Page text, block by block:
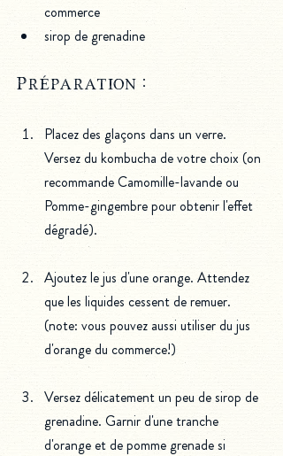
commerce
sirop de grenadine
Préparation :
Placez des glaçons dans un verre.
Versez du kombucha de votre choix (on
recommande Camomille-lavande ou
Pomme-gingembre pour obtenir l'effet
dégradé).
Ajoutez le jus d'une orange. Attendez
que les liquides cessent de remuer.
(note: vous pouvez aussi utiliser du jus
d'orange du commerce!)
Versez délicatement un peu de sirop de
grenadine. Garnir d'une tranche
d'orange et de pomme grenade si